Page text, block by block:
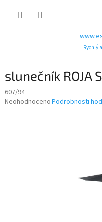
Rychlý
slunečník ROJA
607/94
Průměrné
Neohodnoceno Podrobnosti